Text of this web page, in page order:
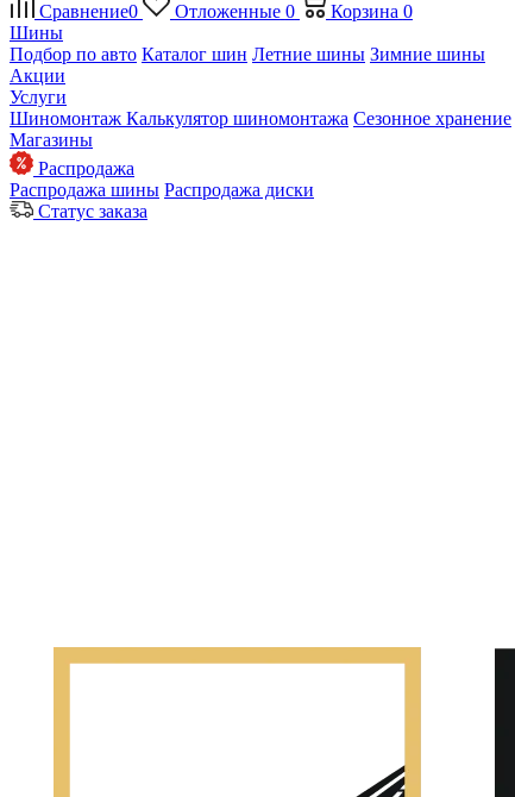
Сравнение0 Отложенные 0 Корзина 0
Шины
Подбор по авто Каталог шин Летние шины Зимние шины
Акции
Услуги
Шиномонтаж Калькулятор шиномонтажа Сезонное хранение
Магазины
Распродажа
Распродажа шины Распродажа диски
Статус заказа